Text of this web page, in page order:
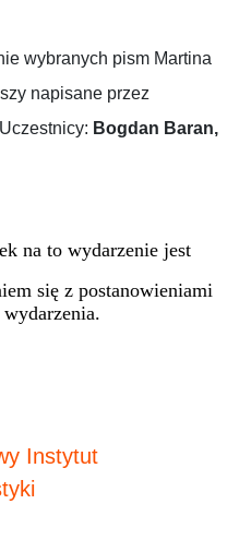
wybranych pism Martina
napisane przez
Bogdan Baran,
na to wydarzenie jest
się z postanowieniami
wydarzenia.
Instytut